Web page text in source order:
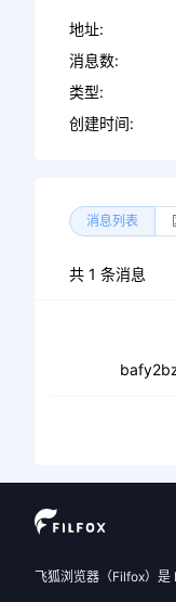
地址:
消息数:
类型:
创建时间:
消息列表
共 1 条消息
飞狐浏览器（Filfox）是